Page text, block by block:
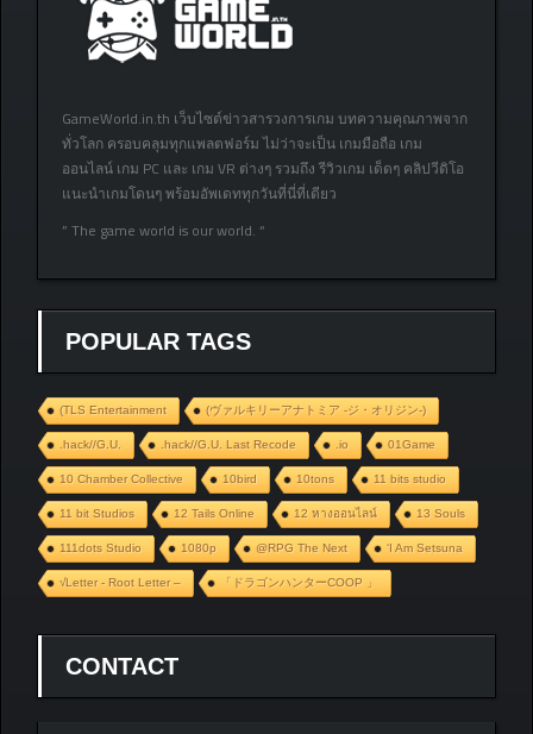
GameWorld.in.th เว็บไซต์ข่าวสารวงการเกม บทความคุณภาพจาก
ทั่วโลก ครอบคลุมทุกแพลตฟอร์ม ไม่ว่าจะเป็น เกมมือถือ เกม
ออนไลน์ เกม PC และ เกม VR ต่างๆ รวมถึง รีวิวเกม เด็ดๆ คลิปวีดิโอ
แนะนำเกมโดนๆ พร้อมอัพเดททุกวันที่นี่ที่เดียว
” The game world is our world. “
POPULAR TAGS
(TLS Entertainment (ヴァルキリーアナトミア ‐ジ・オリジン‐)
.hack//G.U. .hack//G.U. Last Recode .io 01Game
10 Chamber Collective 10bird 10tons 11 bits studio
11 bit Studios 12 Tails Online 12 หางออนไลน์ 13 Souls
111dots Studio 1080p @RPG The Next ‘I Am Setsuna
√Letter - Root Letter – 「ドラゴンハンターCOOP 」
CONTACT